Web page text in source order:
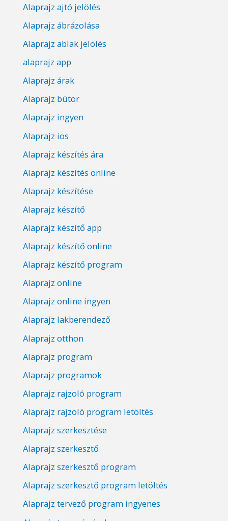
Alaprajz ajtó jelölés
Alaprajz ábrázolása
Alaprajz ablak jelölés
alaprajz app
Alaprajz árak
Alaprajz bútor
Alaprajz ingyen
Alaprajz ios
Alaprajz készítés ára
Alaprajz készítés online
Alaprajz készítése
Alaprajz készítő
Alaprajz készítő app
Alaprajz készítő online
Alaprajz készítő program
Alaprajz online
Alaprajz online ingyen
Alaprajz lakberendező
Alaprajz otthon
Alaprajz program
Alaprajz programok
Alaprajz rajzoló program
Alaprajz rajzoló program letöltés
Alaprajz szerkesztése
Alaprajz szerkesztő
Alaprajz szerkesztő program
Alaprajz szerkesztő program letöltés
Alaprajz tervező program ingyenes